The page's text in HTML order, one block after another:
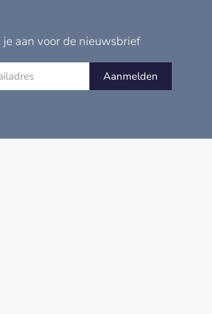
je aan voor de nieuwsbrief
Aanmelden